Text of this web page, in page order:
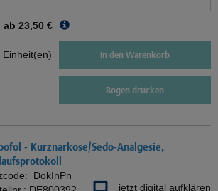
ab 23,50 €
Einheit(en) In den Warenkorb
Bogen drucken
- Kurznarkose/Sedo-Analgesie,
DokInPn
jetzt digital aufklären